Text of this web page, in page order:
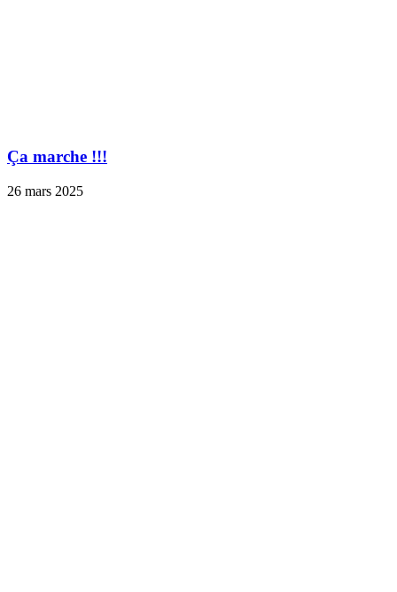
Ça marche !!!
26 mars 2025